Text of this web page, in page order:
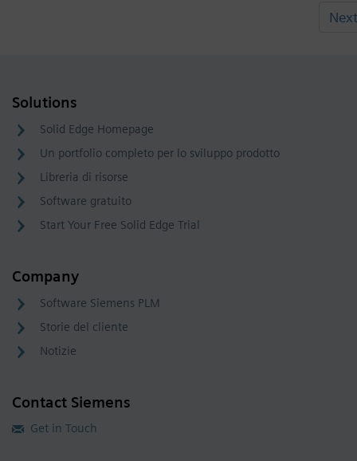
Next
Solutions
Solid Edge Homepage
Un portfolio completo per lo sviluppo prodotto
Libreria di risorse
Software gratuito
Start Your Free Solid Edge Trial
Company
Software Siemens PLM
Storie del cliente
Notizie
Contact Siemens
Get in Touch